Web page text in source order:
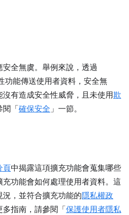
全無虞。舉例來說，透過
功能傳送使用者資料，安全無
有造成安全性威脅，且未使用欺
「 確保安全」一節。
頁中揭露這項擴充功能會蒐集哪些
功能會如何處理使用者資料。這
，並符合擴充功能的隱私權政
指南，請參閱「 保護使用者隱私